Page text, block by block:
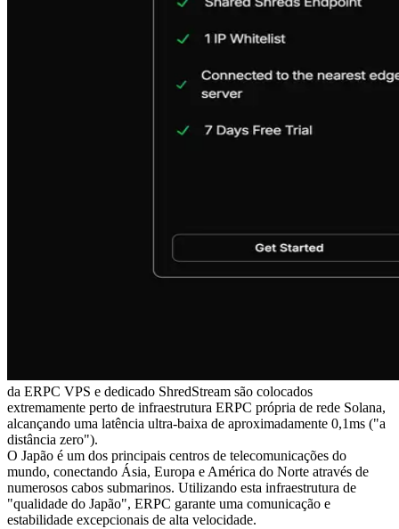
da ERPC VPS e dedicado ShredStream são colocados
extremamente perto de infraestrutura ERPC própria de rede Solana,
alcançando uma latência ultra-baixa de aproximadamente 0,1ms ("a
distância zero").
O Japão é um dos principais centros de telecomunicações do
mundo, conectando Ásia, Europa e América do Norte através de
numerosos cabos submarinos. Utilizando esta infraestrutura de
"qualidade do Japão", ERPC garante uma comunicação e
estabilidade excepcionais de alta velocidade.